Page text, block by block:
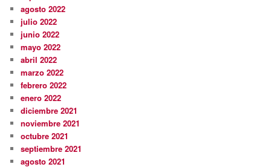
agosto 2022
julio 2022
junio 2022
mayo 2022
abril 2022
marzo 2022
febrero 2022
enero 2022
diciembre 2021
noviembre 2021
octubre 2021
septiembre 2021
agosto 2021